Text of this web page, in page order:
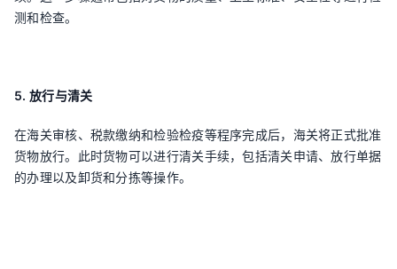
测和检查。
5. 放行与清关
在海关审核、税款缴纳和检验检疫等程序完成后，海关将正式批准
货物放行。此时货物可以进行清关手续，包括清关申请、放行单据
的办理以及卸货和分拣等操作。